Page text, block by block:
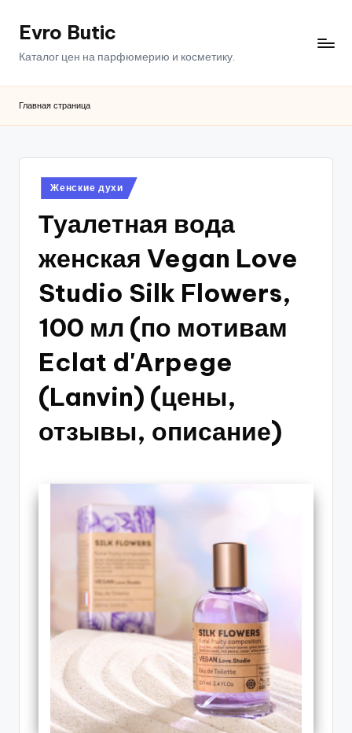
ПерейтиEvro Butic
Каталог цен на парфюмерию и косметику.
Главная страница
Опубликовано
в
Женские духи
Туалетная вода
женская Vegan Love
Studio Silk Flowers,
100 мл (по мотивам
Eclat d'Arpege
(Lanvin) (цены,
отзывы, описание)